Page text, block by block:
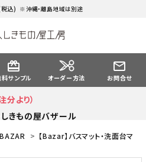
込) ※沖縄・離島地域は別途
card_giftcard
サンプル オーダー方法
mail_outline
お問合せ
より）
しきもの屋バザール
> 【Bazar】バスマット・洗面台マ